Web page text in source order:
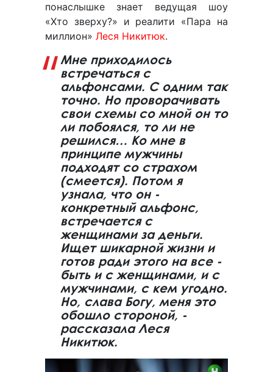
понаслышке знает ведущая шоу
«Хто зверху?» и реалити «Пара на
миллион» Леся Никитюк.
Мне приходилось
встречаться с
альфонсами. С одним так
точно. Но проворачивать
свои схемы со мной он то
ли побоялся, то ли не
решился… Ко мне в
принципе мужчины
подходят со страхом
(смеется). Потом я
узнала, что он -
конкретный альфонс,
встречается с
женщинами за деньги.
Ищет шикарной жизни и
готов ради этого на все -
быть и с женщинами, и с
мужчинами, с кем угодно.
Но, слава Богу, меня это
обошло стороной, -
рассказала Леся
Никитюк.